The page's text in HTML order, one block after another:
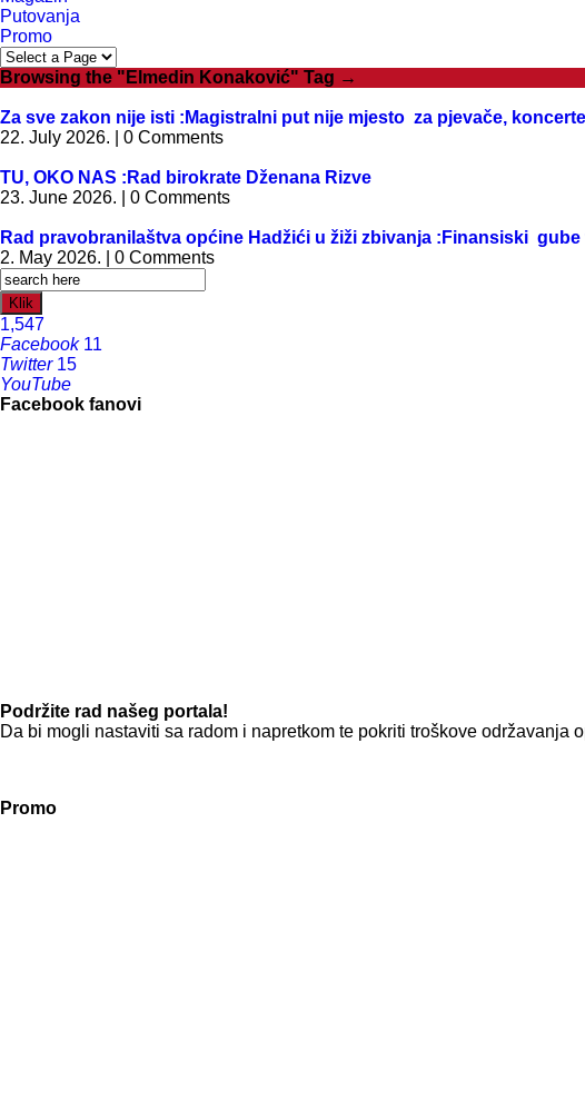
Putovanja
Promo
Browsing the "Elmedin Konaković" Tag →
Za sve zakon nije isti :Magistralni put nije mjesto za pjevače,
22. July 2026. | 0 Comments
TU, OKO NAS :Rad birokrate Dženana Rizve
23. June 2026. | 0 Comments
Rad pravobranilaštva općine Hadžići u žiži zbivanja :Finansiski
2. May 2026. | 0 Comments
Klik
1,547
Facebook 11
Twitter 15
YouTube
Facebook fanovi
Podržite rad našeg portala!
Da bi mogli nastaviti sa radom i napretkom te pokriti troškove održavanja
Promo